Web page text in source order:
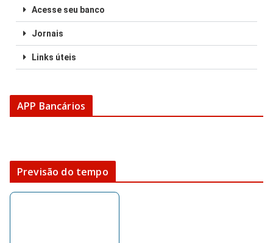
Acesse seu banco
Jornais
Links úteis
APP Bancários
Previsão do tempo